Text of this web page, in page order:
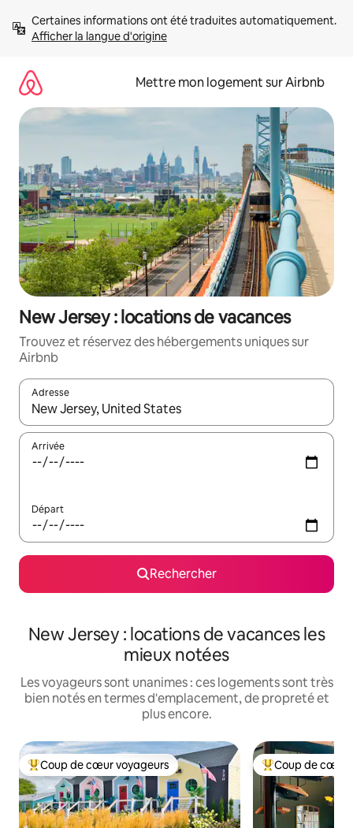
directement
Afficher la langue d'origine
Mettre mon logement sur Airbnb
New Jersey : locations de vacances
Trouvez et réservez des hébergements uniques sur
Airbnb
Adresse
Lorsque les résultats s'affichent, utilisez les flèches vers le
Arrivée
Départ
Rechercher
New Jersey : locations de vacances les
mieux notées
Les voyageurs sont unanimes : ces logements sont très
bien notés en termes d'emplacement, de propreté et
plus encore.
Coups de cœur voyageurs les plus appréciés
Coup de cœur voyageurs Coups de cœur
Coup de cœur